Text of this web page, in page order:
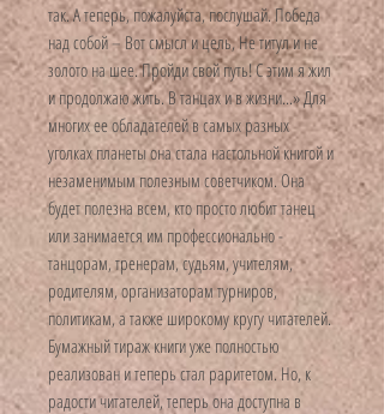
так. А теперь, пожалуйста, послушай. Победа
над собой – Вот смысл и цель, Не титул и не
золото на шее. Пройди свой путь! С этим я жил
и продолжаю жить. В танцах и в жизни...» Для
многих ее обладателей в самых разных
уголках планеты она стала настольной книгой и
незаменимым полезным советчиком. Она
будет полезна всем, кто просто любит танец
или занимается им профессионально -
танцорам, тренерам, судьям, учителям,
родителям, организаторам турниров,
политикам, а также широкому кругу читателей.
Бумажный тираж книги уже полностью
реализован и теперь стал раритетом. Но, к
радости читателей, теперь она доступна в